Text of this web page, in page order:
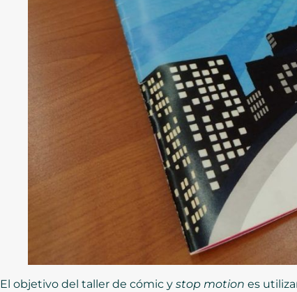
El objetivo del taller de cómic y stop motion es